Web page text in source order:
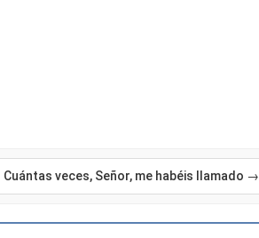
Cuántas veces, Señor, me habéis llamado →